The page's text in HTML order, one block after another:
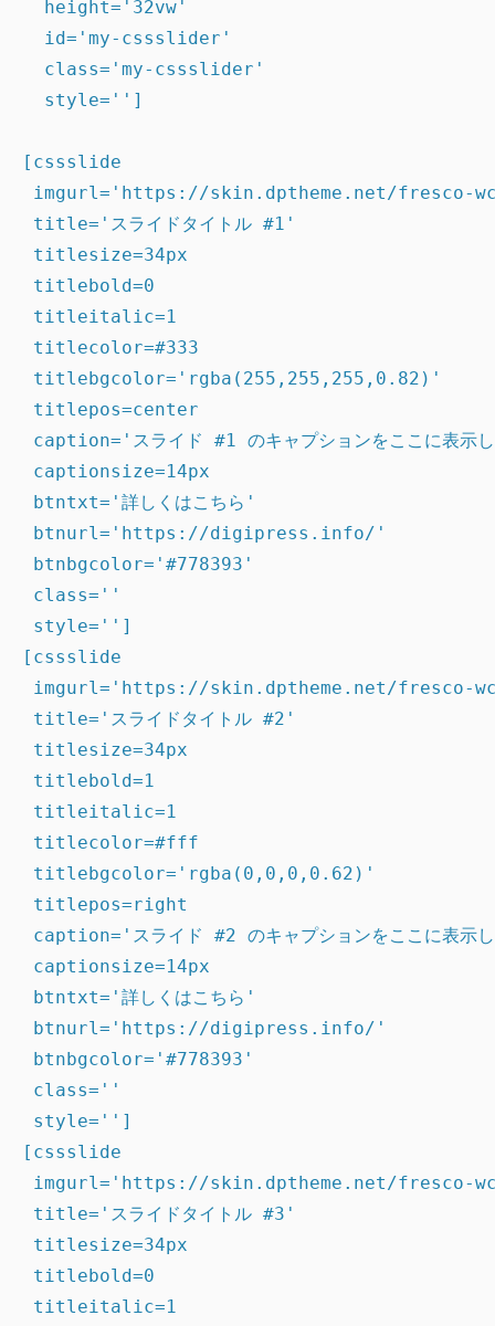
  height='32vw'
  id='my-cssslider'
  class='my-cssslider'
  style='']
[cssslide
imgurl='https://skin.dptheme.net/fresco-
title='スライドタイトル #1'
titlesize=34px
titlebold=0
titleitalic=1
titlecolor=#333
titlebgcolor='rgba(255,255,255,0.82)'
titlepos=center
caption='スライド #1 のキャプションをここに表示
captionsize=14px
btntxt='詳しくはこちら'
btnurl='https://digipress.info/'
btnbgcolor='#778393'
class=''
style='']
[cssslide
imgurl='https://skin.dptheme.net/fresco-
title='スライドタイトル #2'
titlesize=34px
titlebold=1
titleitalic=1
titlecolor=#fff
titlebgcolor='rgba(0,0,0,0.62)'
titlepos=right
caption='スライド #2 のキャプションをここに表示
captionsize=14px
btntxt='詳しくはこちら'
btnurl='https://digipress.info/'
btnbgcolor='#778393'
class=''
style='']
[cssslide
imgurl='https://skin.dptheme.net/fresco-
title='スライドタイトル #3'
titlesize=34px
titlebold=0
titleitalic=1